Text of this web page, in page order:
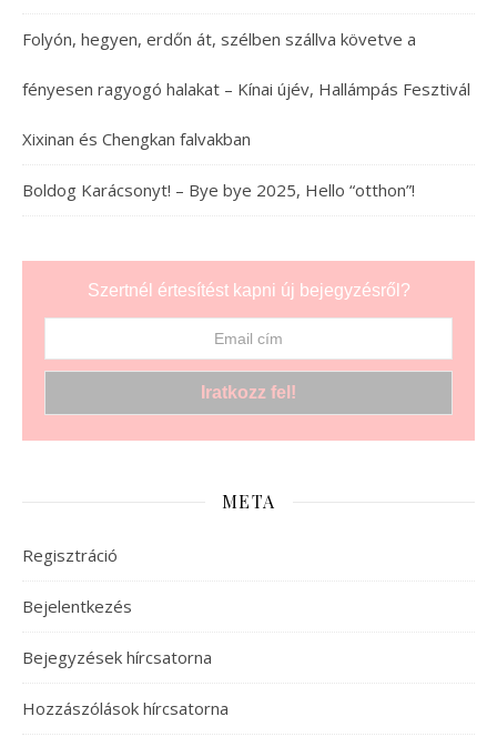
Folyón, hegyen, erdőn át, szélben szállva követve a
fényesen ragyogó halakat – Kínai újév, Hallámpás Fesztivál
Xixinan és Chengkan falvakban
Boldog Karácsonyt! – Bye bye 2025, Hello “otthon”!
Szertnél értesítést kapni új bejegyzésről?
META
Regisztráció
Bejelentkezés
Bejegyzések hírcsatorna
Hozzászólások hírcsatorna